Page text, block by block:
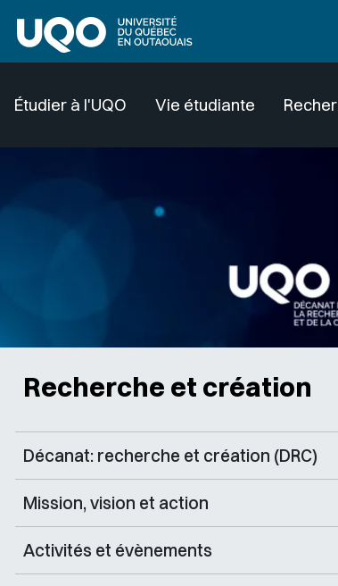
Étudier à l'UQO Vie étudiante
Recherche et création
Décanat: recherche et création (DRC)
Mission, vision et action
Activités et évènements